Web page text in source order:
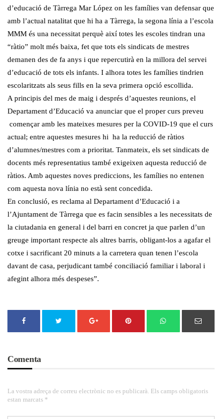
d’educació de Tàrrega Mar López on les famílies van defensar que
amb l’actual natalitat que hi ha a Tàrrega, la segona línia a l’escola
MMM és una necessitat perquè així totes les escoles tindran una
“ràtio” molt més baixa, fet que tots els sindicats de mestres
demanen des de fa anys i que repercutirà en la millora del servei
d’educació de tots els infants. I alhora totes les famílies tindrien
escolaritzats als seus fills en la seva primera opció escollida.
A principis del mes de maig i després d’aquestes reunions, el
Departament d’Educació va anunciar que el proper curs preveu
començar amb les mateixes mesures per la COVID-19 que el curs
actual; entre aquestes mesures hi ha la reducció de ràtios
d’alumnes/mestres com a prioritat. Tanmateix, els set sindicats de
docents més representatius també exigeixen aquesta reducció de
ràtios. Amb aquestes noves prediccions, les famílies no entenen
com aquesta nova línia no està sent concedida.
En conclusió, es reclama al Departament d’Educació i a
l’Ajuntament de Tàrrega que es facin sensibles a les necessitats de
la ciutadania en general i del barri en concret ja que parlen d’un
greuge important respecte als altres barris, obligant-los a agafar el
cotxe i sacrificant 20 minuts a la carretera quan tenen l’escola
davant de casa, perjudicant també conciliació familiar i laboral i
afegint alhora més despeses”.
Comenta
La vostra adreça de correu electrònic no es publicarà. Els camps obligatoris
estan marcats *